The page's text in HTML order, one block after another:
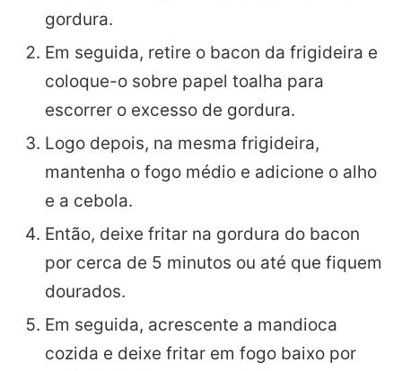
gordura.
Em seguida, retire o bacon da frigideira e
coloque-o sobre papel toalha para
escorrer o excesso de gordura.
Logo depois, na mesma frigideira,
mantenha o fogo médio e adicione o alho
e a cebola.
Então, deixe fritar na gordura do bacon
por cerca de 5 minutos ou até que fiquem
dourados.
Em seguida, acrescente a mandioca
cozida e deixe fritar em fogo baixo por